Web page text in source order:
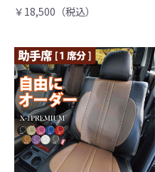
￥18,500（税込）